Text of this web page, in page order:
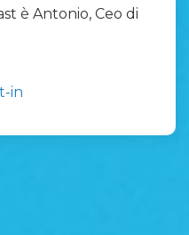
è Antonio, Ceo di
in